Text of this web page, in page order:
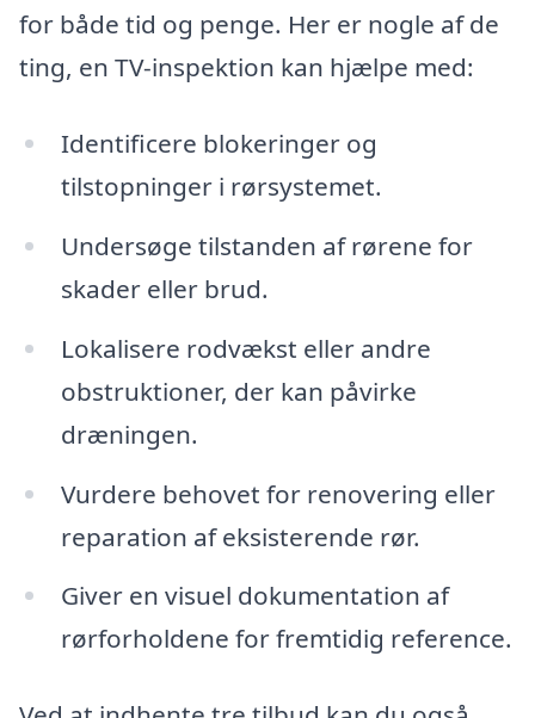
for både tid og penge. Her er nogle af de
ting, en TV-inspektion kan hjælpe med:
Identificere blokeringer og
tilstopninger i rørsystemet.
Undersøge tilstanden af rørene for
skader eller brud.
Lokalisere rodvækst eller andre
obstruktioner, der kan påvirke
dræningen.
Vurdere behovet for renovering eller
reparation af eksisterende rør.
Giver en visuel dokumentation af
rørforholdene for fremtidig reference.